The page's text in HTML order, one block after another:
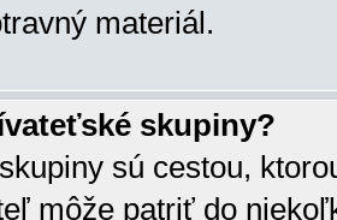
materiál.
skupiny?
sú cestou,
môže patriť do